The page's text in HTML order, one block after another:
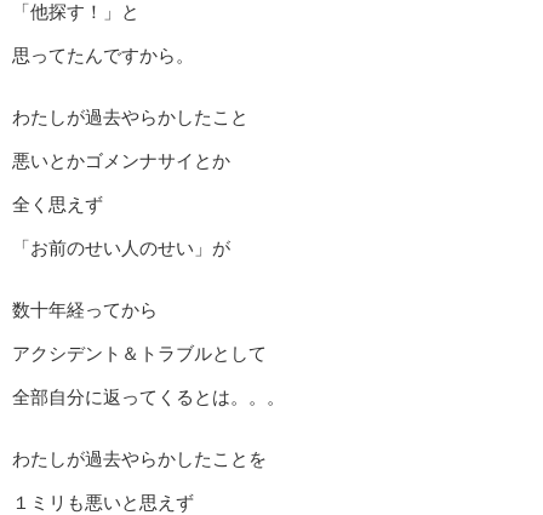
「他探す！」と
思ってたんですから。
わたしが過去やらかしたこと
悪いとかゴメンナサイとか
全く思えず
「お前のせい人のせい」が
数十年経ってから
アクシデント＆トラブルとして
全部自分に返ってくるとは。。。
わたしが過去やらかしたことを
１ミリも悪いと思えず